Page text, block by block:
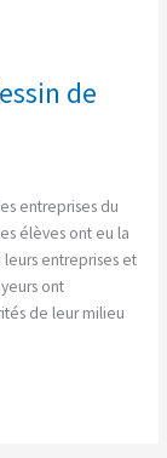
de
entreprises du
élèves ont eu la
leurs entreprises et
ont
de leur milieu